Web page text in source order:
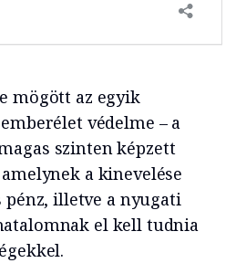
mögött az egyik
védelme – a
szinten képzett
a kinevelése
illetve a nyugati
el kell tudnia